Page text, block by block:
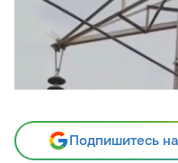
Подпишитесь